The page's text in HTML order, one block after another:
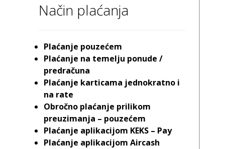
Način plaćanja
Plaćanje pouzećem
Plaćanje na temelju ponude /
predračuna
Plaćanje karticama jednokratno i
na rate
Obročno plaćanje prilikom
preuzimanja – pouzećem
Plaćanje aplikacijom KEKS – Pay
Plaćanje aplikacijom Aircash